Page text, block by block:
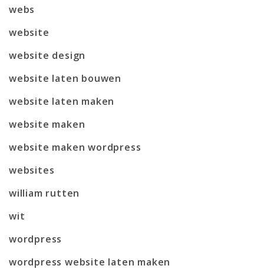
webs
website
website design
website laten bouwen
website laten maken
website maken
website maken wordpress
websites
william rutten
wit
wordpress
wordpress website laten maken